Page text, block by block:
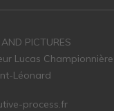
PICTURES
Lucas Championnière
Léonard
process.fr